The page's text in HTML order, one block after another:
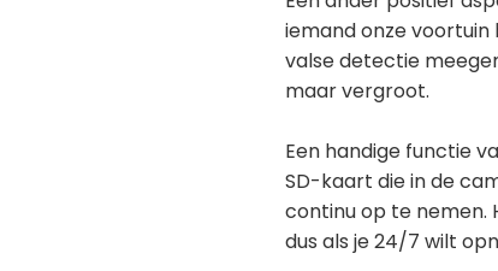
iemand onze
valse detectie
maar vergroot.
Een handige functie
SD-kaart die in de
continu op te nemen.
dus als je 24/7 wilt